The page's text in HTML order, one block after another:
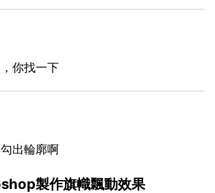
你找一下
出輪廓啊
製作旗幟飄動效果